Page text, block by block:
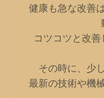
健康も急な改善
コツコツと改
その時に、少
最新の技術や機